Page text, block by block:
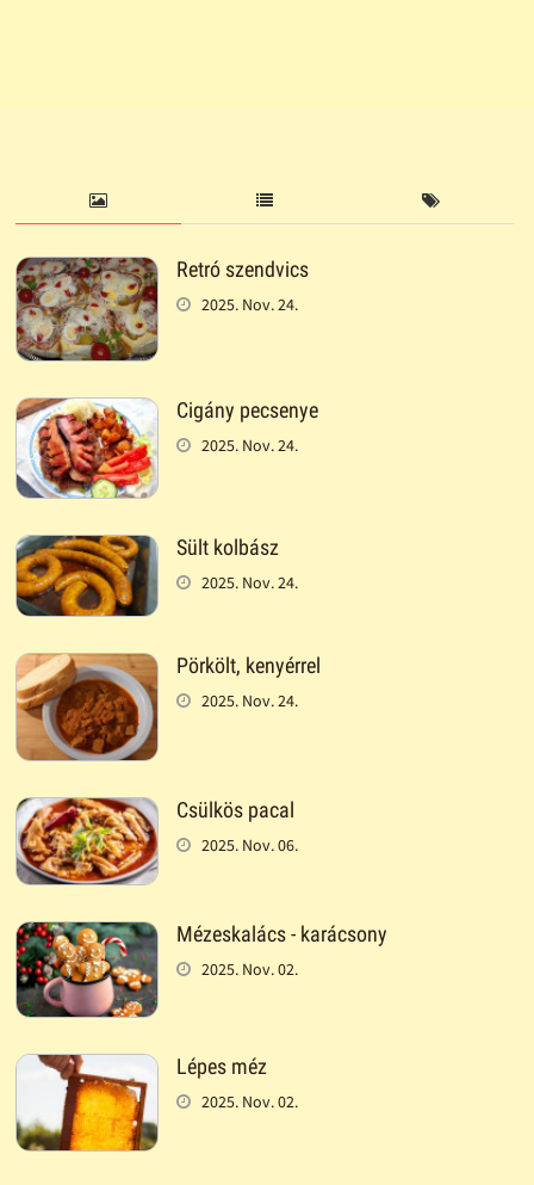
Retró szendvics
2025. Nov. 24.
Cigány pecsenye
2025. Nov. 24.
Sült kolbász
2025. Nov. 24.
Pörkölt, kenyérrel
2025. Nov. 24.
Csülkös pacal
2025. Nov. 06.
Mézeskalács - karácsony
2025. Nov. 02.
Lépes méz
2025. Nov. 02.